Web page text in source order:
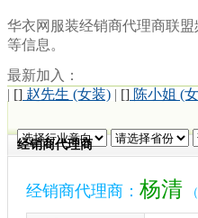
华衣网服装经销商代理商联盟
等信息。
最新加入：
| [] 赵先生 (女装) | [] 陈小姐 (
经销商代理商
经销商代理商： 杨清